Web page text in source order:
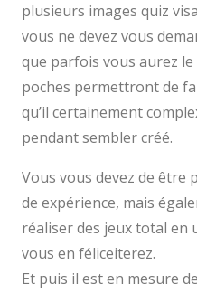
plusieurs images quiz
vous ne devez vous
que parfois vous aurez
poches permettront de
qu’il certainement
pendant sembler créé.
Vous vous devez de être
de expérience, mais
réaliser des jeux total en
vous en féliceiterez.
Et puis il est en mesure